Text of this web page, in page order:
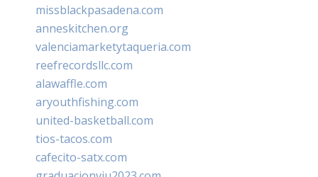
missblackpasadena.com
anneskitchen.org
valenciamarketytaqueria.com
reefrecordsllc.com
alawaffle.com
aryouthfishing.com
united-basketball.com
tios-tacos.com
cafecito-satx.com